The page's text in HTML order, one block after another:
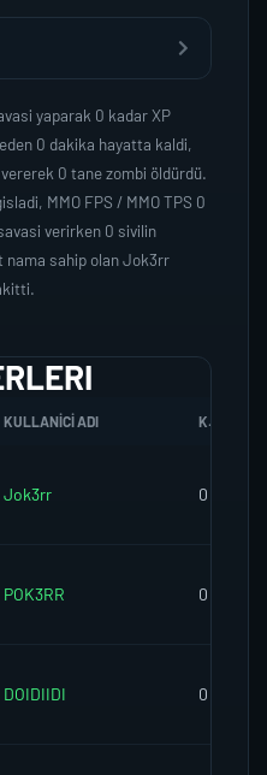
yaparak 0 kadar XP
0 dakika hayatta kaldi,
0 tane zombi öldürdü.
MMO FPS / MMO TPS 0
verirken 0 sivilin
nama sahip olan Jok3rr
KULLANICI ADI K.SEREFI
Jok3rr 0
POK3RR 0
DOIDIIDI 0